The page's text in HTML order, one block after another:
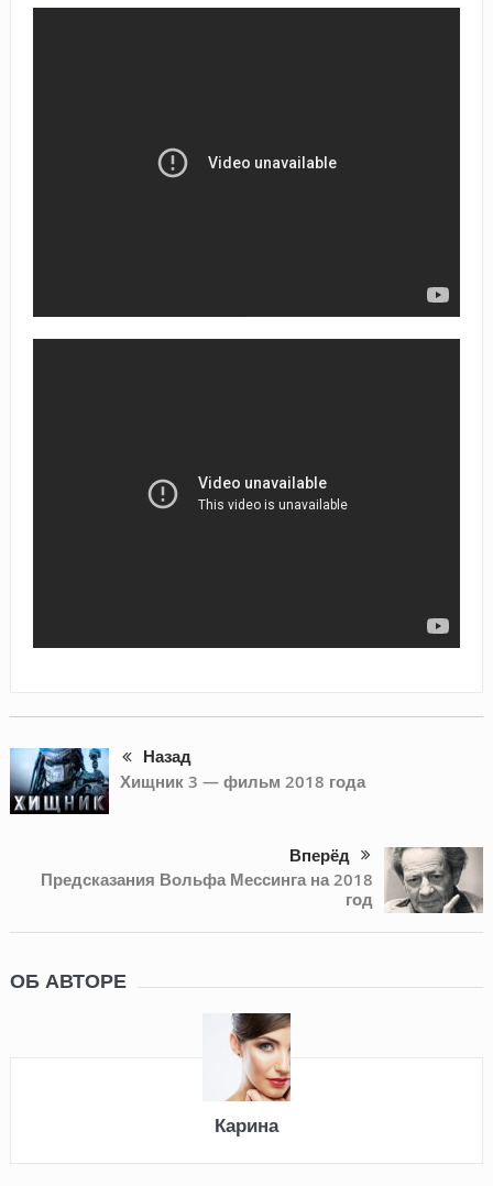
Назад
Хищник 3 — фильм 2018 года
Вперёд
Предсказания Вольфа Мессинга на 2018
год
ОБ АВТОРЕ
Карина